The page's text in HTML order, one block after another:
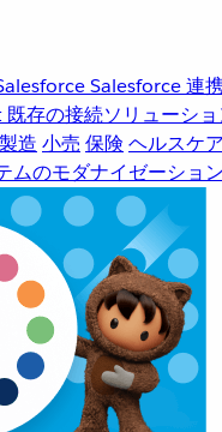
Salesforce 連
既存の接続ソリューシ
製造 小売 保険 ヘルスケア
ムのモダナイゼーション